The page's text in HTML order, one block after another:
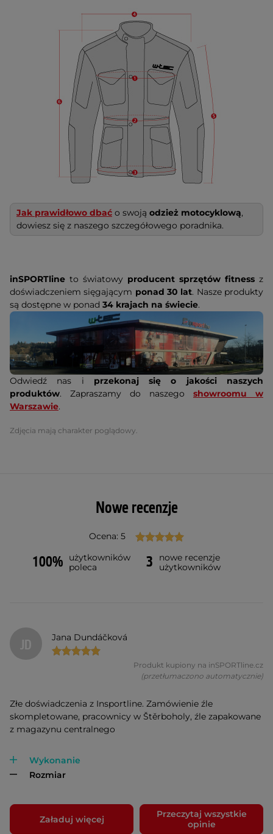
Jak prawidłowo dbać o swoją odzież motocyklową,
dowiesz się z naszego szczegółowego poradnika.
inSPORTline to światowy producent sprzętów fitness z
doświadczeniem sięgającym ponad 30 lat. Nasze produkty
są dostępne w ponad 34 krajach na świecie.
Odwiedź nas i przekonaj się o jakości naszych
produktów. Zapraszamy do naszego showroomu w
Warszawie.
Zdjęcia mają charakter poglądowy.
Nowe recenzje
Ocena: 5
100%
użytkowników
poleca
3
nowe recenzje
użytkowników
JD Jana Dundáčková
Produkt kupiony na inSPORTline.cz
(przetłumaczono automatycznie)
Złe doświadczenia z Insportline. Zamówienie źle
skompletowane, pracownicy w Štěrboholy, źle zapakowane
z magazynu centralnego
Wykonanie
Rozmiar
Załaduj więcej
Przeczytaj wszystkie
opinie